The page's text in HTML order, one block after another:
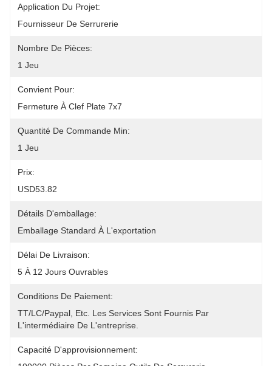
Application Du Projet:
Fournisseur De Serrurerie
Nombre De Pièces:
1 Jeu
Convient Pour:
Fermeture À Clef Plate 7x7
Quantité De Commande Min:
1 Jeu
Prix:
USD53.82
Détails D'emballage:
Emballage Standard À L'exportation
Délai De Livraison:
5 À 12 Jours Ouvrables
Conditions De Paiement:
TT/LC/paypal, Etc. Les Services Sont Fournis Par
L'intermédiaire De L'entreprise.
Capacité D'approvisionnement: